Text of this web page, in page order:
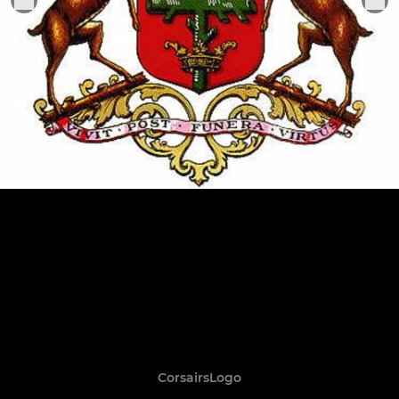
CorsairsLogo